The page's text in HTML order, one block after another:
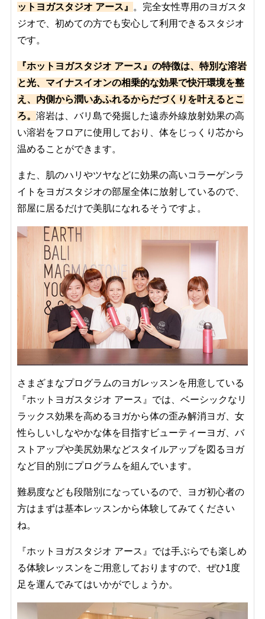
ットヨガスタジオ アース』
。完全女性専用のヨガスタ
ジオで、初めての方でも安心して利用できるスタジオ
です。
『ホットヨガスタジオ アース』の特徴は、特別な溶岩
と光、マイナスイオンの相乗的な効果で快汗環境を整
え、内側から潤いあふれるからだづくりを叶えるとこ
ろ。 溶岩は、バリ島で発掘した遠赤外線放射効果の高
い溶岩をフロアに使用しており、体をじっくり芯から
温めることができます。
また、肌のハリやツヤなどに効果の高いコラーゲンラ
イトをヨガスタジオの部屋全体に放射しているので、
部屋に居るだけで美肌になれるそうですよ。
さまざまなプログラムのヨガレッスンを用意している
『ホットヨガスタジオ アース』では、ベーシックなリ
ラックス効果を高めるヨガから体の歪み解消ヨガ、女
性らしいしなやかな体を目指すビューティーヨガ、バ
ストアップや美尻効果などスタイルアップを図るヨガ
など目的別にプログラムを組んでいます。
難易度なども段階別になっているので、ヨガ初心者の
方はまずは基本レッスンから体験してみてください
ね。
『ホットヨガスタジオ アース』では手ぶらでも楽しめ
る体験レッスンをご用意しておりますので、ぜひ1度
足を運んでみてはいかがでしょうか。